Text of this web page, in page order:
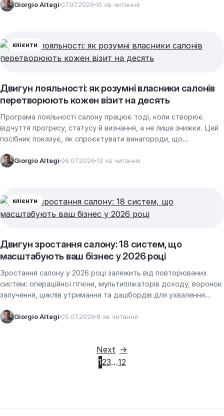
витокам.
Giorgio Altegi 07.07.2026 10 хв читання
клієнти
Двигун лояльності: як розумні власники салонів
перетворюють кожен візит на десять
Програма лояльності салону працює тоді, коли створює
відчуття прогресу, статусу й визнання, а не лише знижки. Цей
посібник показує, як спроєктувати винагороди, що
Giorgio Altegi 06.07.2026 13 хв читання
клієнти
Двигун зростання салону: 18 систем, що
масштабують ваш бізнес у 2026 році
Зростання салону у 2026 році залежить від повторюваних
систем: операційної гігієни, мультиплікаторів доходу, воронок
залучення, циклів утримання та дашбордів для ухвалення
Giorgio Altegi 05.07.2026 9 хв читання
123…12
Next